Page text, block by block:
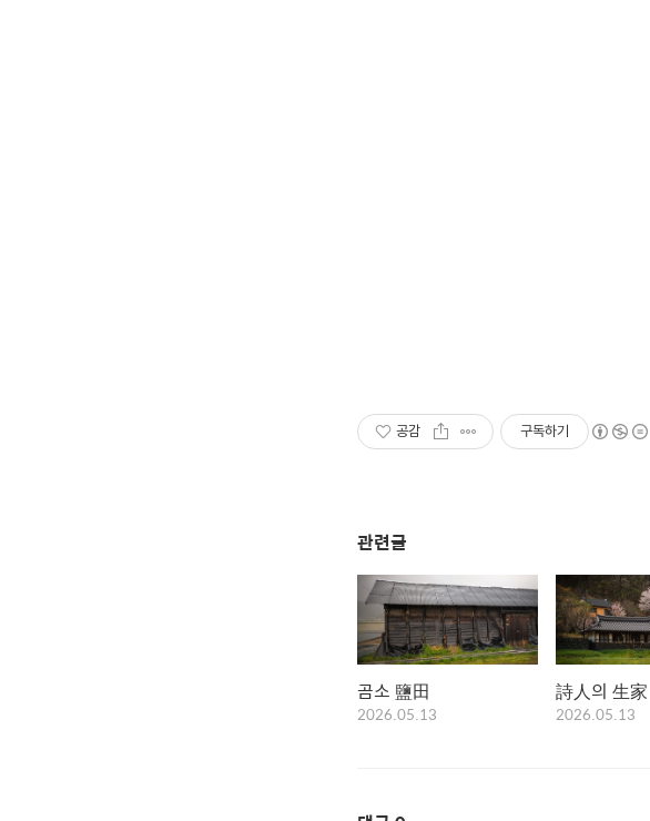
공감 구독하기
관련글
곰소 鹽田
2026.05.13
詩人의 生家
2026.05.13